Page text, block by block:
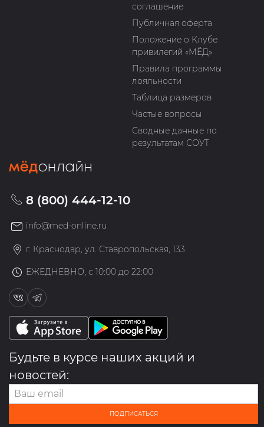
соглашение
Публичная оферта
Положение о Клубе
привилегий «МЁД»
Правила программы
лояльности
Таблица размеров
Частые вопросы
Сводные данные по
результатам СОУТ
8 (800) 444-12-10
info@med-online.ru
г. Краснодар, ул. Ставропольская, 133
ЕЖЕДНЕВНО, с 10:00 до 22:00
Будьте в курсе наших акций и
новостей:
ПОДПИСАТЬСЯ